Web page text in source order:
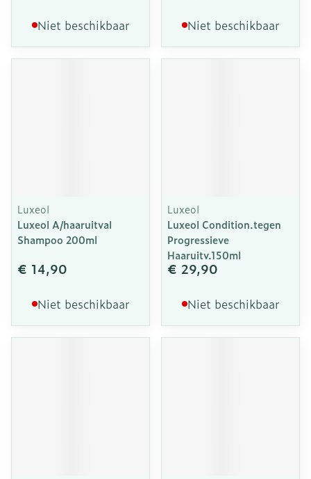
Niet beschikbaar Niet beschikbaar
Luxeol
Luxeol A/haaruitval
Shampoo 200ml
€ 14,90
Niet beschikbaar
Luxeol
Luxeol Condition.tegen
Progressieve
Haaruitv.150ml
€ 29,90
Niet beschikbaar